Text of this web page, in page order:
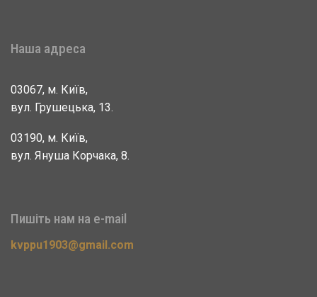
Наша адреса
03067, м. Київ,
вул. Грушецька, 13.
03190, м. Київ,
вул. Януша Корчака, 8.
Пишіть нам на e-mail
kvppu1903@gmail.com